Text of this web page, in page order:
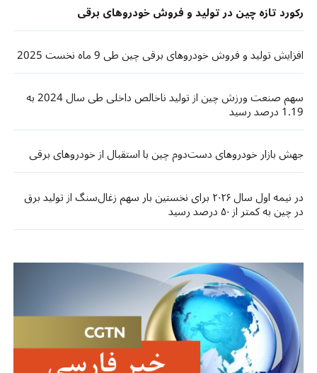
رکورد تازه چین در تولید و فروش خودروهای برقی
افزایش تولید و فروش خودروهای برقی چین طی 9 ماه نخست 2025
سهم صنعت ورزش چین از تولید ناخالص داخلی طی سال 2024 به
1.19 درصد رسید
جهش بازار خودروهای دست‌دوم چین با استقبال از خودروهای برقی
در نیمه اول سال ۲۰۲۶ برای نخستین بار سهم زغال‌سنگ از تولید برق
در چین به کمتر از ۵۰ درصد رسید